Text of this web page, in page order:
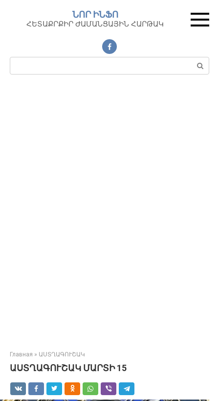
контенту
ՆՈՐ ԻՆՖՈ
ՀԵՏԱՔՐՔԻՐ ԺԱՄԱՆՑԱՅԻՆ ՀԱՐԹԱԿ
Поиск:
Главная » ԱՍՏՂԱԳՈՒՇԱԿ
ԱՍՏՂԱԳՈՒՇԱԿ ՄԱՐՏԻ 15